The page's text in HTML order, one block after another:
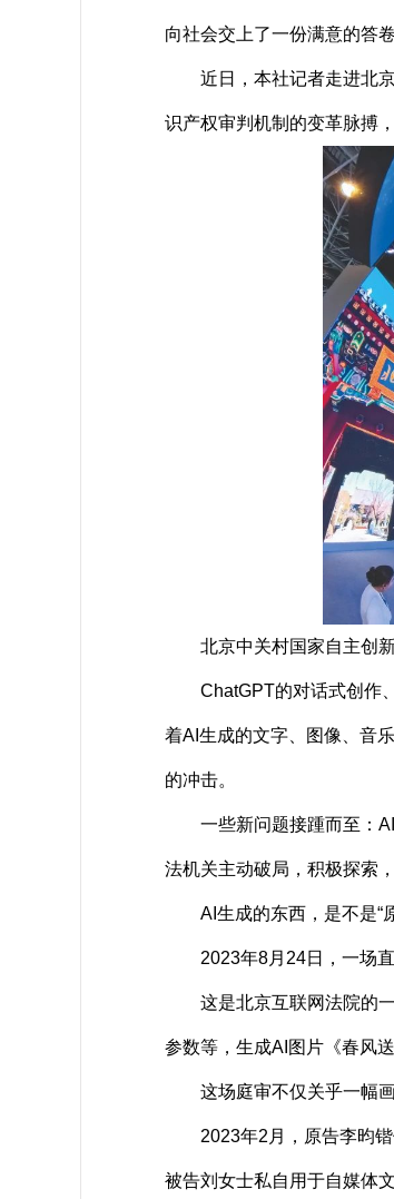
向社会交上了一份满意的答
近日，本社记者走进北京
识产权审判机制的变革脉搏
北京中关村国家自主创新
ChatGPT的对话式创作、
着AI生成的文字、图像、音
的冲击。
一些新问题接踵而至：AI
法机关主动破局，积极探索
AI生成的东西，是不是“原
2023年8月24日，一场直
这是北京互联网法院的一
参数等，生成AI图片《春风
这场庭审不仅关乎一幅画
2023年2月，原告李昀锴
被告刘女士私自用于自媒体